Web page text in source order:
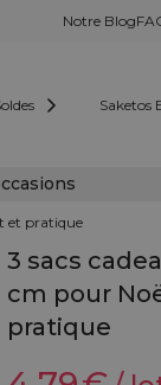
Notre Blog
Saketos
et pratique
3 sacs
cm pour
pratique